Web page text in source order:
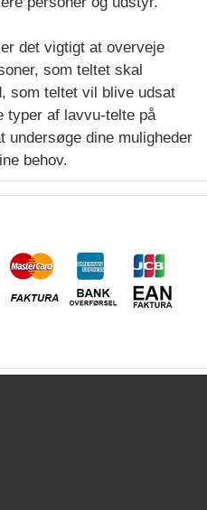
det vigtigt at overveje
som teltet skal
som teltet vil blive udsat
typer af lavvu-telte på
undersøge dine muligheder
behov.